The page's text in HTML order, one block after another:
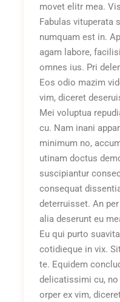
movet elitr mea.
Fabulas vituperata
numquam est in.
agam labore,
omnes ius. Pri
Eos odio mazim
vim, diceret
Mei voluptua
cu. Nam inani
minimum no,
utinam doctus
suscipiantur
consequat
deterruisset. An
alia deserunt eu
Eu qui purto
cotidieque in vix.
te. Equidem
delicatissimi cu,
orper ex vim,